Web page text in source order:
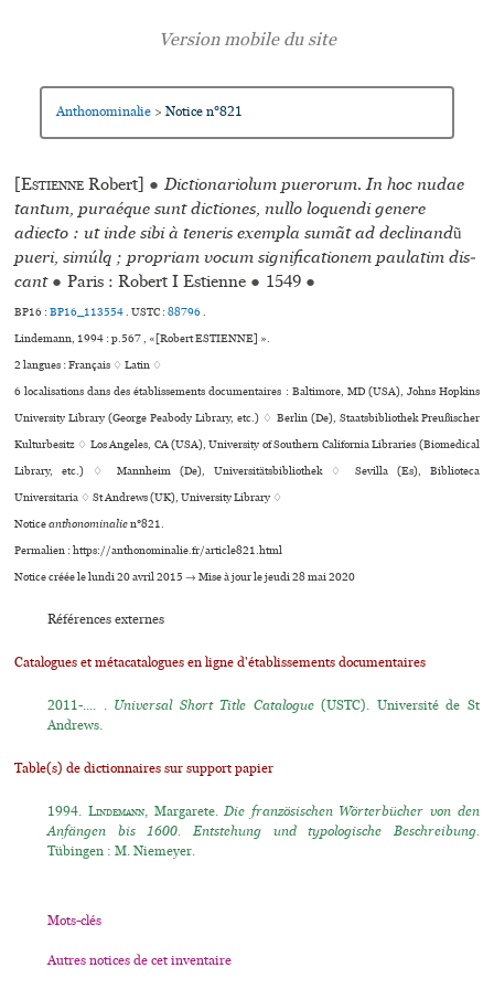
Anthonominalie > Notice n°821
[Estienne Robert] ● Dictionariolum puerorum. In hoc nudae
tantum, puraé­que sunt dic­tio­nes, nullo loquendi genere
adiecto : ut inde sibi à tene­ris exem­pla sumãt ad decli­nandũ
pueri, simúlq ; propriam vocum signi­fi­ca­tio­nem pau­la­tim dis­
cant ● Paris : Robert I Estienne ● 1549 ●
BP16 :BP16_113554.USTC :88796.
Lindemann, 1994 : p.567 , «[Robert ESTIENNE] ».
2 langues :Français ♢Latin ♢
6 localisations dans des établissements documentaires : Baltimore, MD (USA), Johns Hopkins
University Library (George Peabody Library, etc.) ♢ Berlin (De), Staatsbibliothek Preußischer
Kulturbesitz ♢ Los Angeles, CA (USA), University of Southern California Libraries (Biomedical
Library, etc.) ♢ Mannheim (De), Universitätsbibliothek ♢ Sevilla (Es), Biblioteca
Universitaria ♢ St Andrews (UK), University Library ♢
Noticeanthonominalien°821.
Permalien : https://anthonominalie.fr/article821.html
Notice créée le lundi 20 avril 2015 → Mise à jour le jeudi 28 mai 2020
Références externes
Catalogues et métacatalogues en ligne d'établissements documentaires
2011-.... . Universal Short Title Catalogue(USTC). Université de St
Andrews.
Table(s) de dictionnaires sur support papier
1994.Lindemann, Margarete.Die französischen Wörterbücher von den
Anfängen bis 1600. Entstehung und typologische Beschreibung.
Tübingen : M. Niemeyer.
Mots-clés
Autres notices de cet inventaire